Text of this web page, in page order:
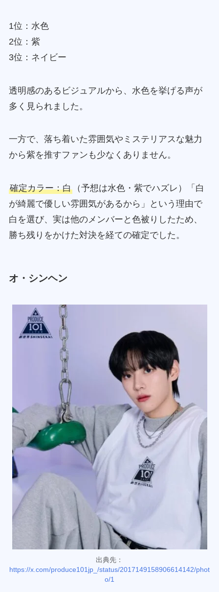
1位：水色
2位：紫
3位：ネイビー
透明感のあるビジュアルから、水色を挙げる声が
多く見られました。
一方で、落ち着いた雰囲気やミステリアスな魅力
から紫を推すファンも少なくありません。
確定カラー：白（予想は水色・紫でハズレ）「白
が綺麗で優しい雰囲気があるから」という理由で
白を選び、実は他のメンバーと色被りしたため、
勝ち残りをかけた対決を経ての確定でした。
オ・シンヘン
出典先：
https://x.com/produce101jp_/status/2017149158906614142/phot
o/1